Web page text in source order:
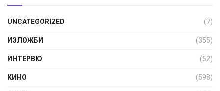
UNCATEGORIZED (7)
ИЗЛОЖБИ (355)
ИНТЕРВЮ (52)
КИНО (598)